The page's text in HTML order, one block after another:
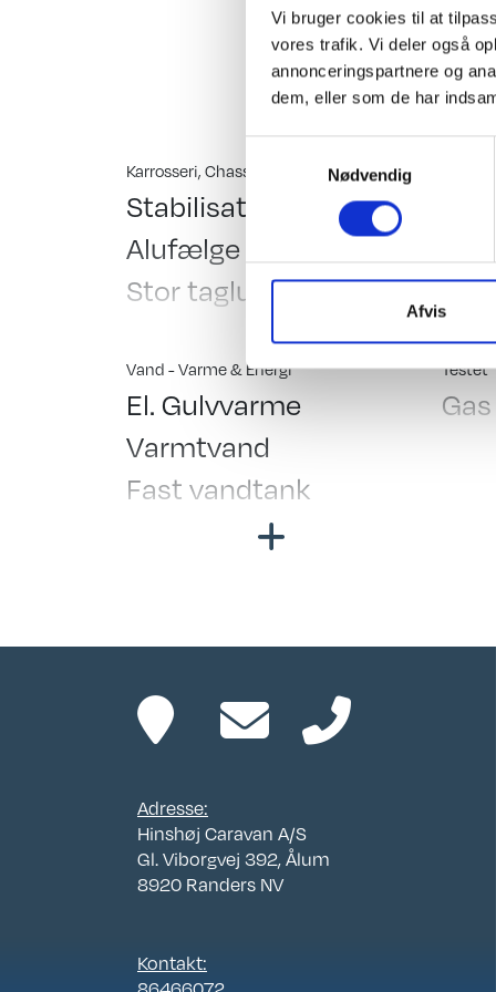
Vi bruger cookies til at
vores trafik. Vi deler også
annonceringspartnere og
dem, eller som de har
Nødvendig
Afvis
vogn med 2000 kg
Komfur med
Hinshøj Caravan
Karrosseri, Chassis & Magasiner
Stabilisator
Alufælge
Stor tagluge
Vindue i dør
Fluenetsdør
Serviceklap
Vand - Varme & Energi
El. Gulvvarme
Varmtvand
Fast vandtank
Aut. Gasomskifter
Testet
Adresse:
Hinshøj Caravan A/S
Gl. Viborgvej 392, Ålum
8920 Randers NV
Kontakt: